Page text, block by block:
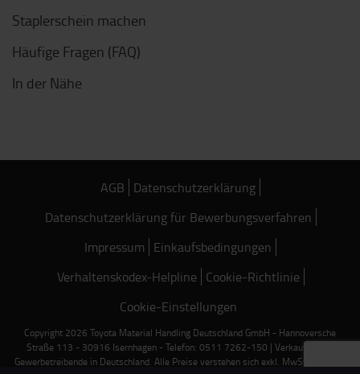
Staplerschein machen
Häufige Fragen (FAQ)
In der Nähe
AGB Datenschutzerklärung
Datenschutzerklärung für Bewerbungsverfahren
Impressum Einkaufsbedingungen
Verhaltenskodex-Helpline Cookie-Richtlinie
Cookie-Einstellungen
Copyright 2026 Toyota Material Handling Deutschland GmbH - Hannoversche
Straße 113 - 30916 Isernhagen - Telefon: 0511 7262-150 | Verkauf nur an
Gewerbetreibende in Deutschland. Alle Preise verstehen sich exkl. MwSt. und zzgl.